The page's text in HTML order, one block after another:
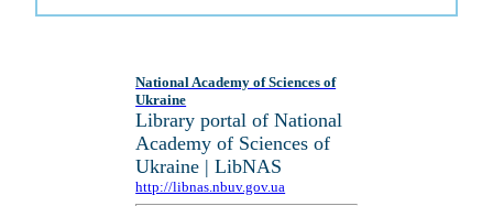
National Academy of Sciences of
Ukraine
Library portal of National
Academy of Sciences of
Ukraine | LibNAS
http://libnas.nbuv.gov.ua